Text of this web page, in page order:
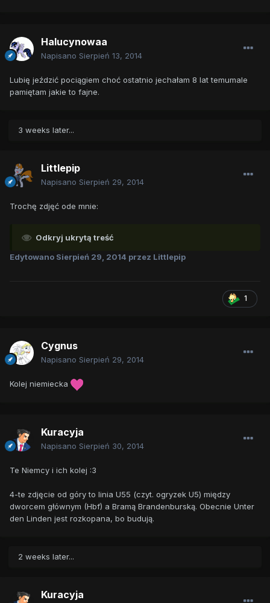
Halucynowaa
Napisano Sierpień 13, 2014
Lubię jeździć pociągiem choć ostatnio jechałam 8 lat temumale
pamiętam jakie to fajne.
3 weeks later...
Littlepip
Napisano Sierpień 29, 2014
Trochę zdjęć ode mnie:
Odkryj ukrytą treść
Edytowano Sierpień 29, 2014 przez Littlepip
1
Cygnus
Napisano Sierpień 29, 2014
Kolej niemiecka
Kuracyja
Napisano Sierpień 30, 2014
Te Niemcy i ich kolej :3
4-te zdjęcie od góry to linia U55 (czyt. ogryzek U5) między
dworcem głównym (Hbf) a Bramą Brandenburską. Obecnie Unter
den Linden jest rozkopana, bo budują.
2 weeks later...
Kuracyja